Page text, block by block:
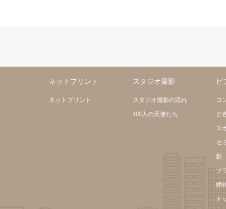
ネットプリント
ネットプリント
スタジオ撮影
スタジオ撮影の流れ
100人の天使たち
ビ
コ
ど
ス
セ
影
ブ
婚
ナ